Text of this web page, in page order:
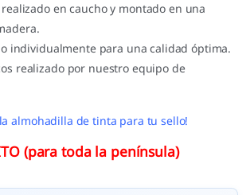
en caucho y montado en una
individualmente para una calidad óptima.
realizado por nuestro equipo de
almohadilla de tinta para tu sello!
(para toda la península)